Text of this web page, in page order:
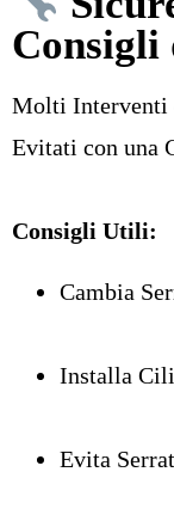
Consigli
Molti Interventi
Evitati con una
Consigli Utili:
Cambia
Installa
Evita